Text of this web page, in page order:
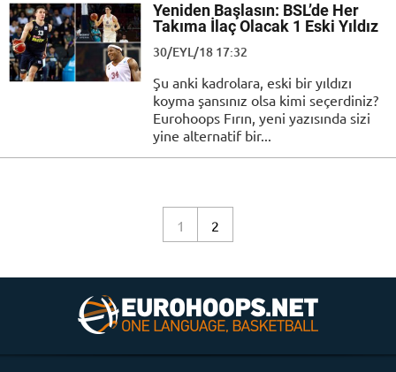
Yeniden Başlasın: BSL’de Her
Takıma İlaç Olacak 1 Eski Yıldız
30/EYL/18 17:32
Şu anki kadrolara, eski bir yıldızı
koyma şansınız olsa kimi seçerdiniz?
Eurohoops Fırın, yeni yazısında sizi
yine alternatif bir...
1 2